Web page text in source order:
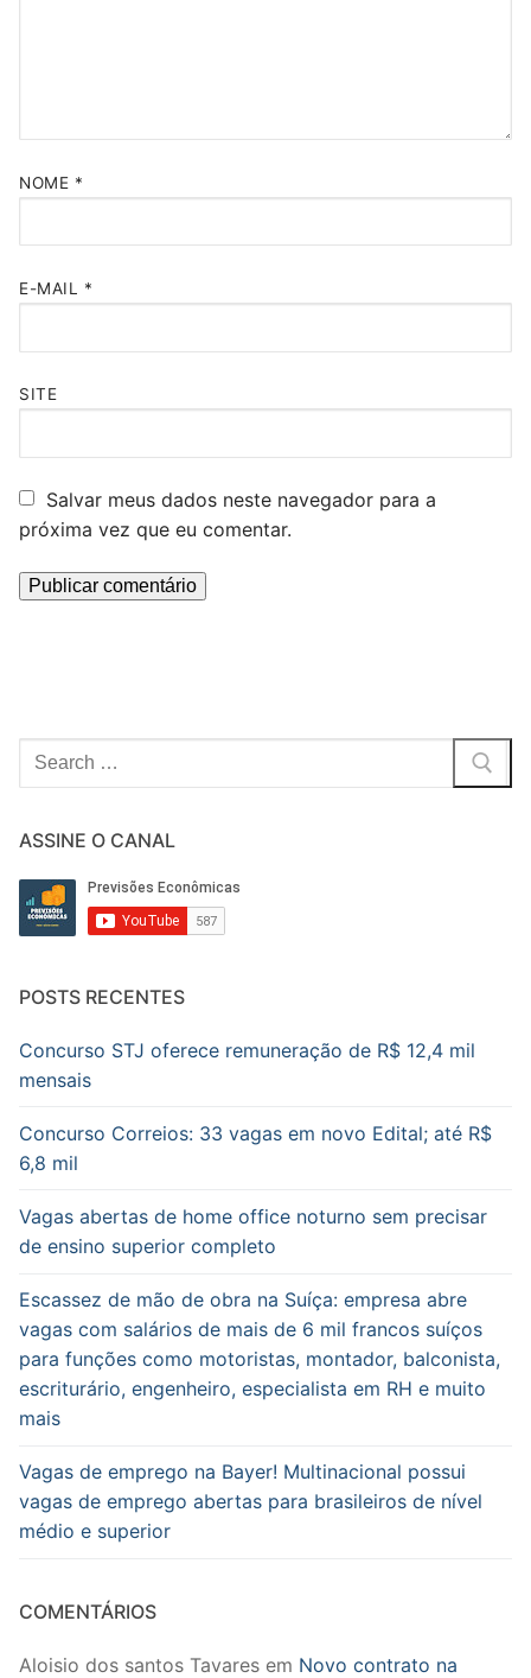
NOME *
E-MAIL *
SITE
Salvar meus dados neste navegador para a
próxima vez que eu comentar.
Pesquisar
ASSINE O CANAL
POSTS RECENTES
Concurso STJ oferece remuneração de R$ 12,4 mil
mensais
Concurso Correios: 33 vagas em novo Edital; até R$
6,8 mil
Vagas abertas de home office noturno sem precisar
de ensino superior completo
Escassez de mão de obra na Suíça: empresa abre
vagas com salários de mais de 6 mil francos suíços
para funções como motoristas, montador, balconista,
escriturário, engenheiro, especialista em RH e muito
mais
Vagas de emprego na Bayer! Multinacional possui
vagas de emprego abertas para brasileiros de nível
médio e superior
COMENTÁRIOS
Aloisio dos santos Tavares em Novo contrato na